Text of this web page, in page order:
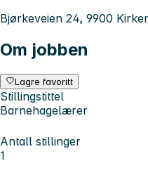
Bjørkeveien 24, 9900
Om jobben
Lagre favoritt
Stillingstittel
Barnehagelærer
Antall stillinger
1